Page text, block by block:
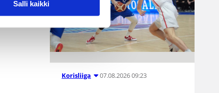
Salli kaikki
Korisliiga 07.08.2026 09:23